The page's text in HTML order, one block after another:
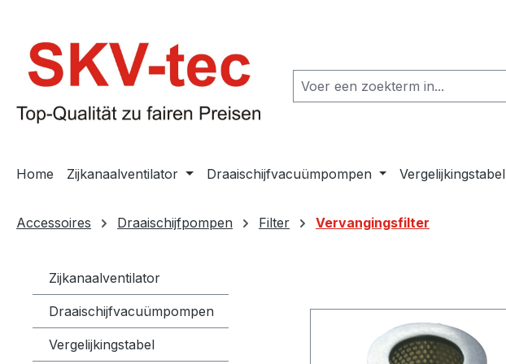
Home Zijkanaalventilator Draaischijfvacuümpompen Vergelijkingstabel
Accessoires Draaischijfpompen Filter Vervangingsfilter
Zijkanaalventilator
Draaischijfvacuümpompen
Vergelijkingstabel